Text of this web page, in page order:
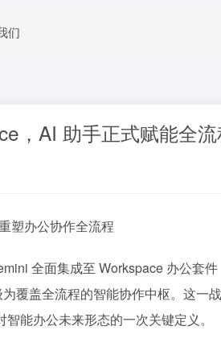
们
，AI 助手正式赋能全
塑办公协作全流程
全面集成至 Workspace 办公套件
覆盖全流程的智能协作中枢。这一
能办公未来形态的一次关键定义。